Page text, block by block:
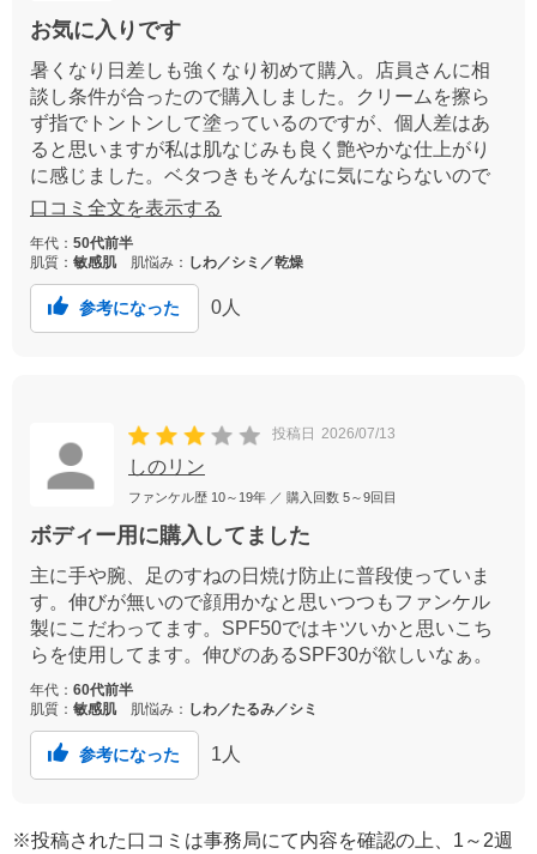
お気に入りです
暑くなり日差しも強くなり初めて購入。店員さんに相
談し条件が合ったので購入しました。クリームを擦ら
ず指でトントンして塗っているのですが、個人差はあ
ると思いますが私は肌なじみも良く艶やかな仕上がり
に感じました。ベタつきもそんなに気にならないので
この夏は欠かせないなと思いました。
口コミ全文を表示する
年代： 50代前半
肌質： 敏感肌 肌悩み： しわ／シミ／乾燥
参考になった 0 人
投稿日 2026/07/13
しのリン
ファンケル歴 10～19年 ／ 購入回数 5～9回目
ボディー用に購入してました
主に手や腕、足のすねの日焼け防止に普段使っていま
す。伸びが無いので顔用かなと思いつつもファンケル
製にこだわってます。SPF50ではキツいかと思いこち
らを使用してます。伸びのあるSPF30が欲しいなぁ。
年代： 60代前半
肌質： 敏感肌 肌悩み： しわ／たるみ／シミ
参考になった 1 人
※投稿された口コミは事務局にて内容を確認の上、1～2週